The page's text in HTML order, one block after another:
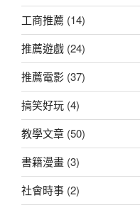
工商推薦 (14)
推薦遊戲 (24)
推薦電影 (37)
搞笑好玩 (4)
教學文章 (50)
書籍漫畫 (3)
社會時事 (2)